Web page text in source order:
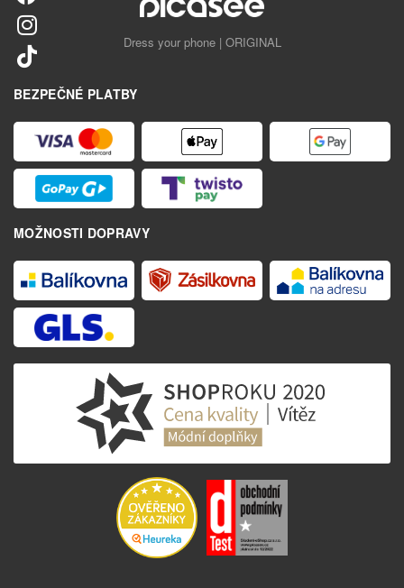
Dress your phone | ORIGINAL
BEZPEČNÉ PLATBY
MOŽNOSTI DOPRAVY